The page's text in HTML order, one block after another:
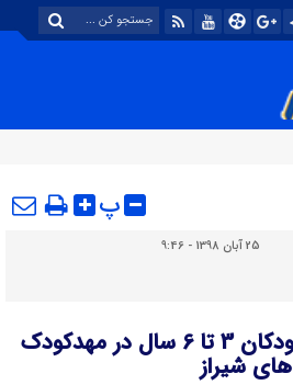
پ
25 آبان 1398 - 9:46
بینایی سنجی برای کودکان 3 تا 6 سال در مهدکودک
های شیراز